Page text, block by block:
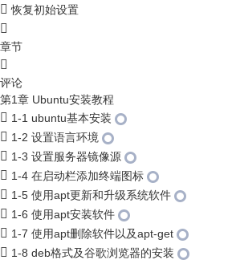
恢复初始设置
章节
评论
第1章 Ubuntu安装教程
1-1 ubuntu基本安装
1-2 设置语言环境
1-3 设置服务器镜像源
1-4 在启动栏添加终端图标
1-5 使用apt更新和升级系统软件
1-6 使用apt安装软件
1-7 使用apt删除软件以及apt-get
1-8 deb格式及谷歌浏览器的安装